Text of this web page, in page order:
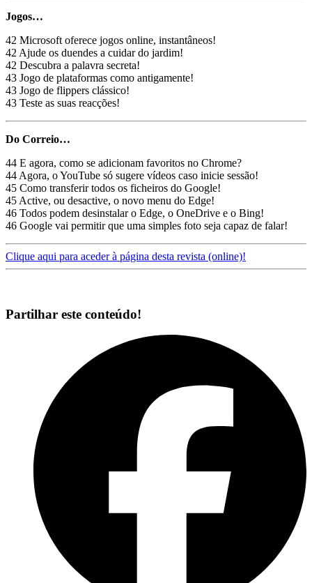
Jogos…
42 Microsoft oferece jogos online, instantâneos!
42 Ajude os duendes a cuidar do jardim!
42 Descubra a palavra secreta!
43 Jogo de plataformas como antigamente!
43 Jogo de flippers clássico!
43 Teste as suas reacções!
Do Correio…
44 E agora, como se adicionam favoritos no Chrome?
44 Agora, o YouTube só sugere vídeos caso inicie sessão!
45 Como transferir todos os ficheiros do Google!
45 Active, ou desactive, o novo menu do Edge!
46 Todos podem desinstalar o Edge, o OneDrive e o Bing!
46 Google vai permitir que uma simples foto seja capaz de falar!
Clique aqui para aceder à página desta revista (online)!
Partilhar este conteúdo!